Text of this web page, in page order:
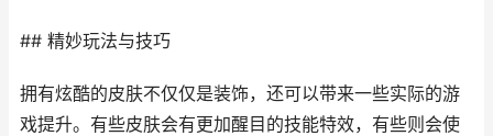
## 精妙玩法与技巧
拥有炫酷的皮肤不仅仅是装饰，还可以带来一些实际的游
戏提升。有些皮肤会有更加醒目的技能特效，有些则会使